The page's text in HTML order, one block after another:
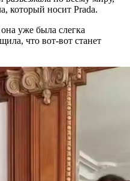
который носит Prada.
уже была слегка
что вот-вот станет